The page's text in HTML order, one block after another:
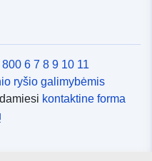
6 7 8 9 10 11
ryšio galimybėmis
kontaktine forma